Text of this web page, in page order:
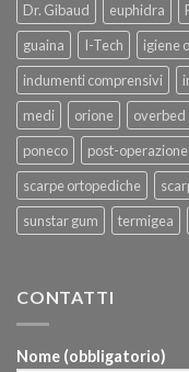
Dr. Gibaud
euphidra
guaina
I-Tech igiene
indumenti comprensivi
medi
orione overbed
poneco
post-operazione
scarpe ortopediche
sunstar gum
termigea
CONTATTI
Nome (obbligatorio)